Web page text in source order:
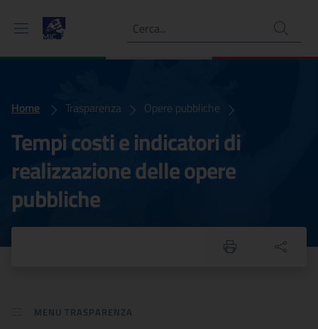
Ricerca
Home Trasparenza Opere pubbliche
Tempi costi e indicatori di realizzazione delle opere pubbliche
Tempi costi e indicatori di
realizzazione delle opere
pubbliche
MENU TRASPARENZA